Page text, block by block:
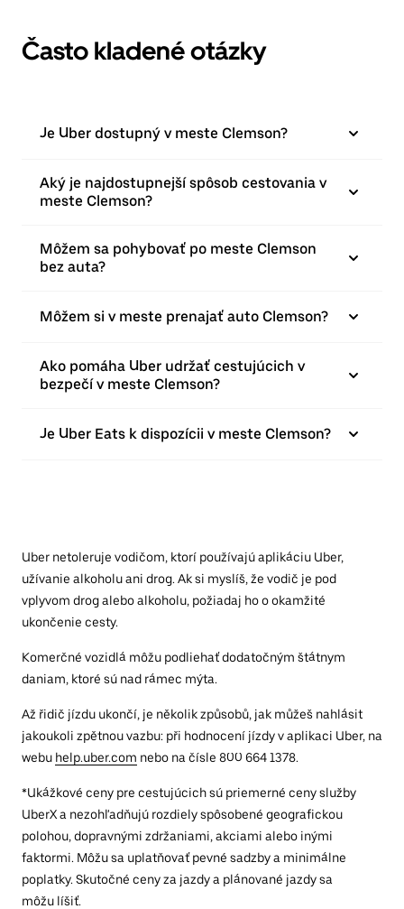
Často kladené otázky
Je Uber dostupný v meste Clemson?
Aký je najdostupnejší spôsob cestovania v
meste Clemson?
Môžem sa pohybovať po meste Clemson
bez auta?
Môžem si v meste prenajať auto Clemson?
Ako pomáha Uber udržať cestujúcich v
bezpečí v meste Clemson?
Je Uber Eats k dispozícii v meste Clemson?
Uber netoleruje vodičom, ktorí používajú aplikáciu Uber,
užívanie alkoholu ani drog. Ak si myslíš, že vodič je pod
vplyvom drog alebo alkoholu, požiadaj ho o okamžité
ukončenie cesty.
Komerčné vozidlá môžu podliehať dodatočným štátnym
daniam, ktoré sú nad rámec mýta.
Až řidič jízdu ukončí, je několik způsobů, jak můžeš nahlásit
jakoukoli zpětnou vazbu: při hodnocení jízdy v aplikaci Uber, na
webu help.uber.com nebo na čísle 800 664 1378.
*Ukážkové ceny pre cestujúcich sú priemerné ceny služby
UberX a nezohľadňujú rozdiely spôsobené geografickou
polohou, dopravnými zdržaniami, akciami alebo inými
faktormi. Môžu sa uplatňovať pevné sadzby a minimálne
poplatky. Skutočné ceny za jazdy a plánované jazdy sa
môžu líšiť.